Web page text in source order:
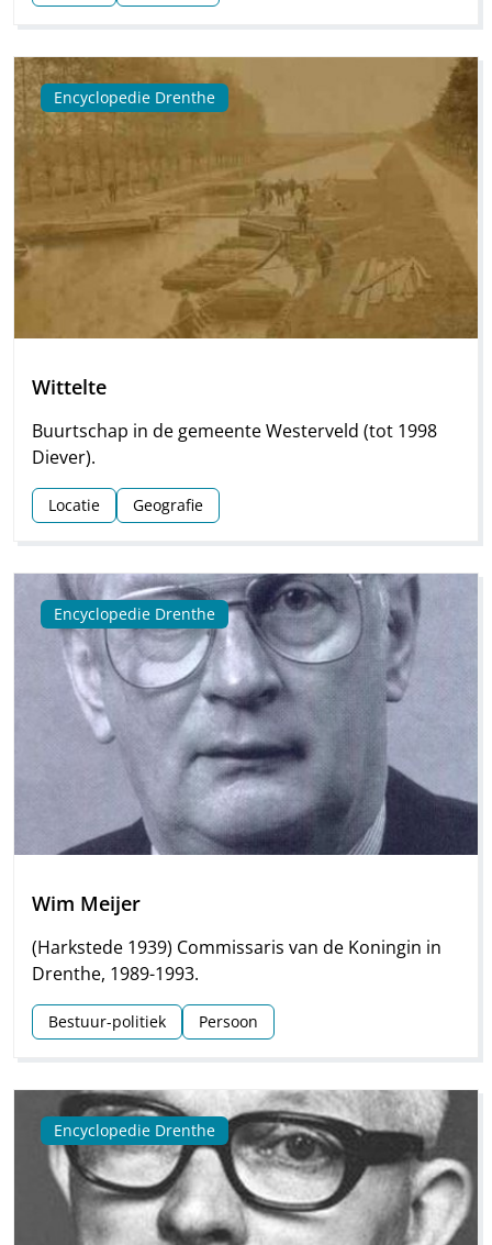
Encyclopedie Drenthe
Wittelte
Buurtschap in de gemeente Westerveld (tot 1998
Diever).
Locatie Geografie
Encyclopedie Drenthe
Wim Meijer
(Harkstede 1939) Commissaris van de Koningin in
Drenthe, 1989-1993.
Bestuur-politiek Persoon
Encyclopedie Drenthe